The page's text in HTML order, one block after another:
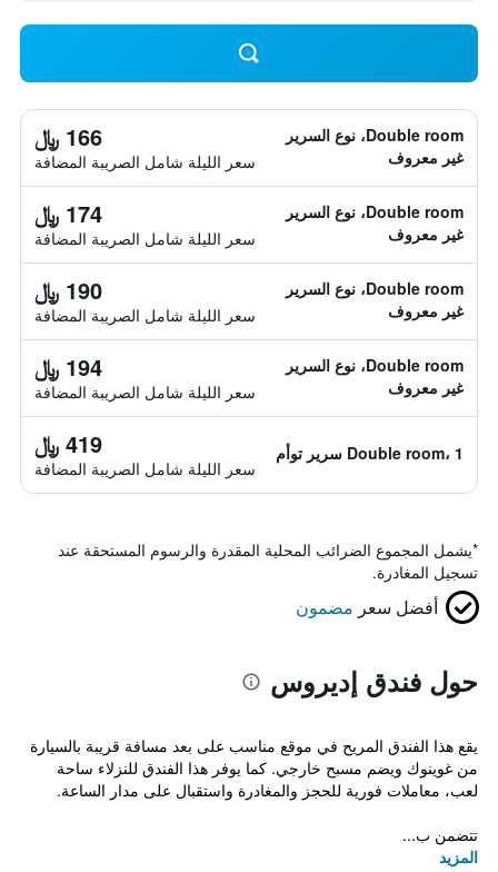
Double room، نوع السرير
غير معروف
166 ﷼
سعر الليلة شامل الصريبة المضافة
Double room، نوع السرير
غير معروف
174 ﷼
سعر الليلة شامل الصريبة المضافة
Double room، نوع السرير
غير معروف
190 ﷼
سعر الليلة شامل الصريبة المضافة
Double room، نوع السرير
غير معروف
194 ﷼
سعر الليلة شامل الصريبة المضافة
Double room، 1 سرير توأم 419 ﷼
سعر الليلة شامل الصريبة المضافة
*يشمل المجموع الضرائب المحلية المقدرة والرسوم المستحقة عند
تسجيل المغادرة.
أفضل سعر مضمون
حول فندق إديروس
يقع هذا الفندق المريح في موقع مناسب على بعد مسافة قريبة بالسيارة
من غوينوك ويضم مسبح خارجي. كما يوفر هذا الفندق للنزلاء ساحة
لعب، معاملات فورية للحجز والمغادرة واستقبال على مدار الساعة.
تتضمن ب...
المزيد